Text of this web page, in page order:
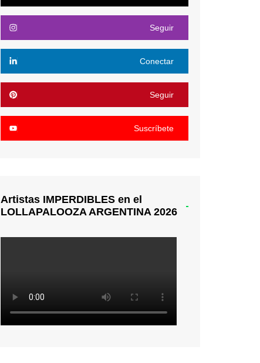
Seguir
Conectar
Seguir
Suscríbete
Artistas IMPERDIBLES en el
LOLLAPALOOZA ARGENTINA 2026